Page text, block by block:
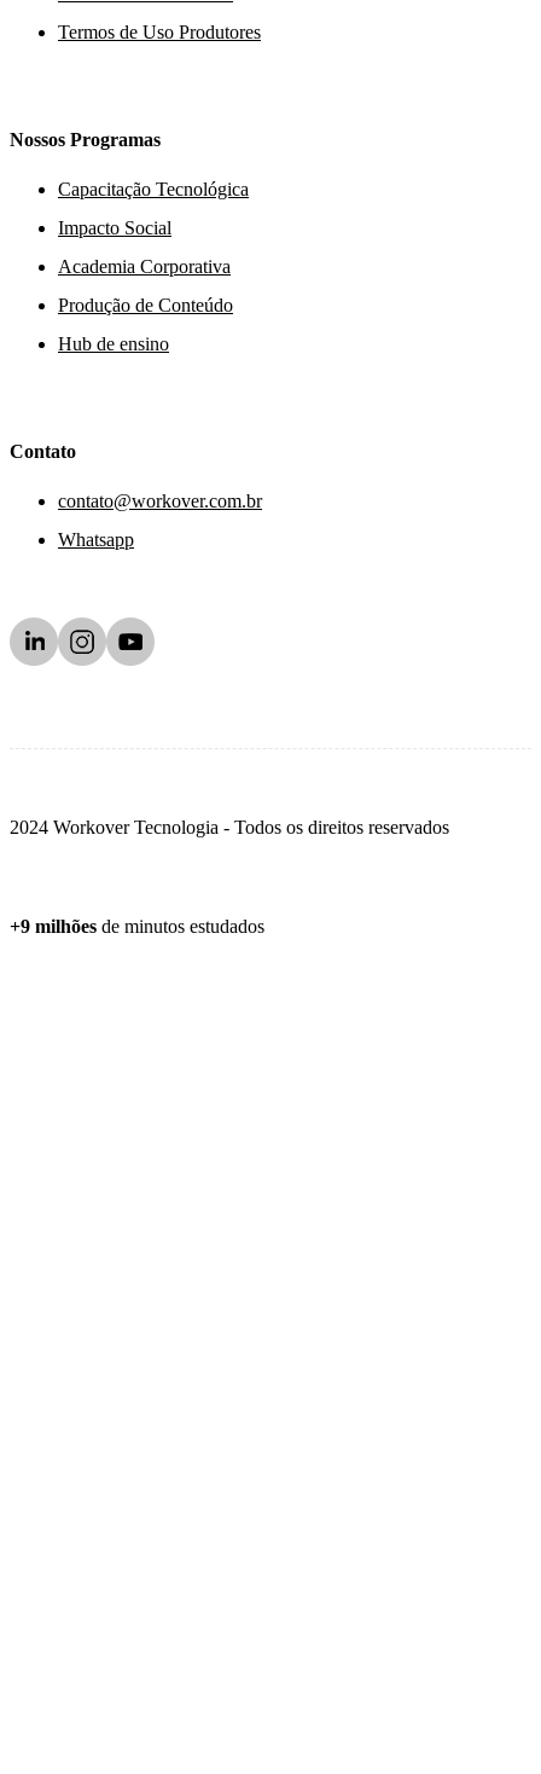
Termos de Uso Produtores
Nossos Programas
Capacitação Tecnológica
Impacto Social
Academia Corporativa
Produção de Conteúdo
Hub de ensino
Contato
contato@workover.com.br
Whatsapp
2024 Workover Tecnologia - Todos os direitos reservados
+9 milhões de minutos estudados